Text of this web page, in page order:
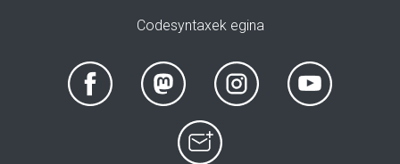
Codesyntaxek egina